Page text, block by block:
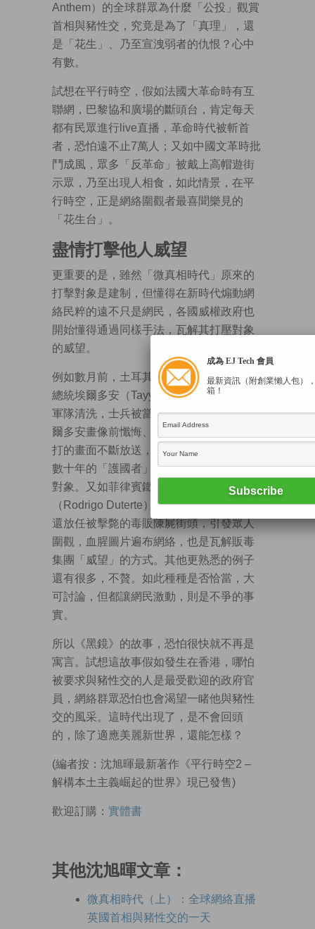
Anthem）的全球群眾為什麼「公投」觀賞
首相與豬性交，究竟是為了「真理」，還
是「花生」、乃至宣洩弱者的仇恨？心中
有數。
試想在平行時空，假如法國大革命時有互
聯網，巴黎協和廣場的斷頭台，肯定每天
都有民眾進行live直播，革命時代被斬首
者，恐怕遠不止7萬人；又如中國文革時批
鬥成風，眾多「反革命」被戴上高帽遊街
示眾，乃至出現人相食，如此情景，在平
行時空，正是網絡圍觀者最喜聞樂見的
「花生台」。
盡情打擊他人威望
更重要的是，雖然「微真相時代」原來的
打擊對象是建制，但懂得在新時代煽動網
絡民粹的遠不只是網民，各國威權政府也
開始懂得通過同樣手法，瓦解其打壓對象
的威望。
例如數月前，土耳其撲朔迷離的兵變後，
總統埃爾多安（Tayyip Erdogan）立刻對
軍隊清洗，士兵被當街暴揍、叛軍跪在埃
爾多安畫像前懺悔、在監獄被脫光衣服毆
打的畫面不斷放送，瞬間土耳其軍隊維持
數十年的「護國者」威嚴崩潰，成為戲謔
對象。又如菲律賓鐵腕總統杜特爾特
（Rodrigo Duterte）不僅允許私刑緝毒，
還放任被擊斃的毒販陳屍街頭，引發眾人
圍觀，血腥圖片遍布網絡，也是瓦解販毒
集團「威望」的方式。其他更熟悉的例子
還有很多，不贅。如此種種是否恰當，大
可討論，但都讓網民激動，則是不爭的事
實。
所以《黑鏡》的故事，恐怕很快就不再是
寓言。試想這故事假如發生在香港，哪怕
被要求與豬性交的人是最受歡迎的政府官
員，網絡群眾恐怕也會渴望一睹他與豬性
交的風采。這時代出現了，是不會回頭
的，除了適應美麗新世界，還能怎樣？
(編者按：沈旭暉最新著作《平行時空2 –
解構本土主義崛起的世界》現已發售)
歡迎訂購： 實體書
其他沈旭暉文章：
微真相時代（上）：全球網絡直播
英國首相與豬性交的一天
成為 EJ Tech 會員
最新資訊（附創業懶人包）
箱！